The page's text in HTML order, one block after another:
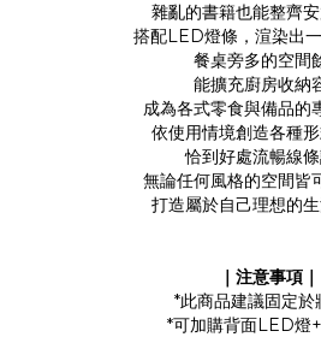
雜亂的書籍也能整齊
搭配LED燈條，渲染出
餐桌旁多的空間
能擴充廚房收納
成為各式零食與備品的
依使用情境創造各種
恰到好處流暢線
無論任何風格的空間皆
打造屬於自己理想的生
｜注意事項｜
*此商品建議固定於
*可加購背面LED燈